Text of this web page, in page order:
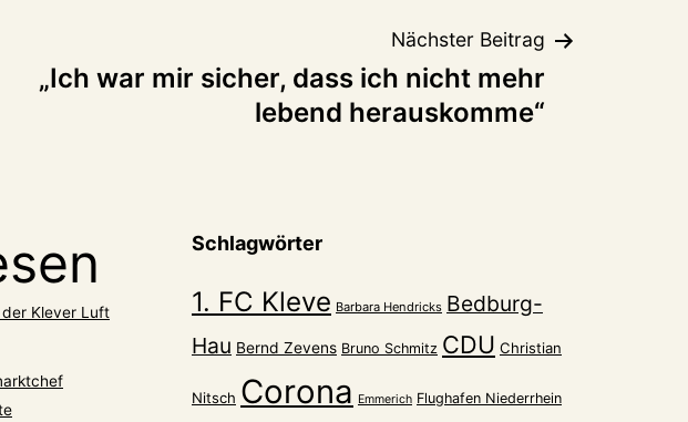
Nächster Beitrag
„Ich war mir sicher, dass ich nicht mehr
lebend herauskomme“
Klever Luft
Schlagwörter
1. FC Kleve Barbara Hendricks Bedburg-
Hau Bernd Zevens Bruno Schmitz CDU Christian
Nitsch Corona Emmerich Flughafen Niederrhein